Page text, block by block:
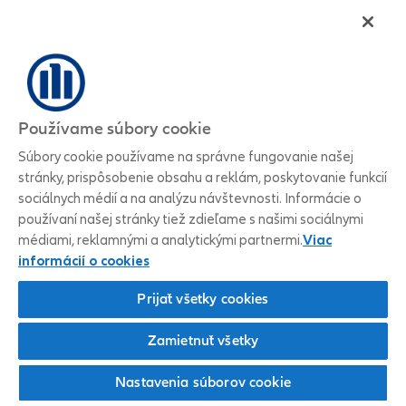
Používame súbory cookie
Súbory cookie používame na správne fungovanie našej
stránky, prispôsobenie obsahu a reklám, poskytovanie funkcií
sociálnych médií a na analýzu návštevnosti. Informácie o
používaní našej stránky tiež zdieľame s našimi sociálnymi
médiami, reklamnými a analytickými partnermi.Viac
informácií o cookies
Prijať všetky cookies
Zamietnuť všetky
Nastavenia súborov cookie